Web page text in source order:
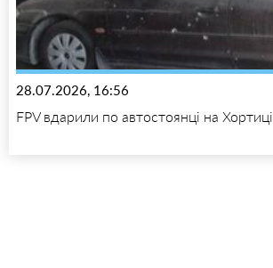
28.07.2026, 16:56
FPV вдарили по автостоянці на Хортиці